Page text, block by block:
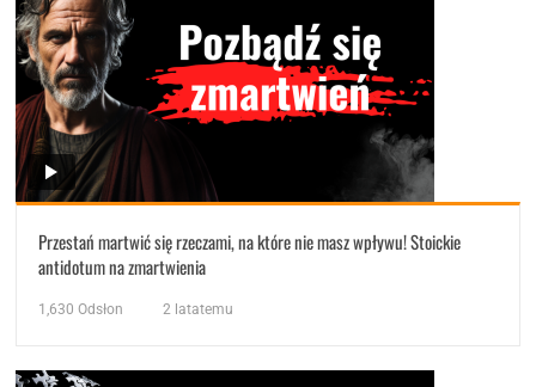
Przestań martwić się rzeczami, na które nie masz wpływu! Stoickie
antidotum na zmartwienia
1,630 Odsłon 2 latatemu